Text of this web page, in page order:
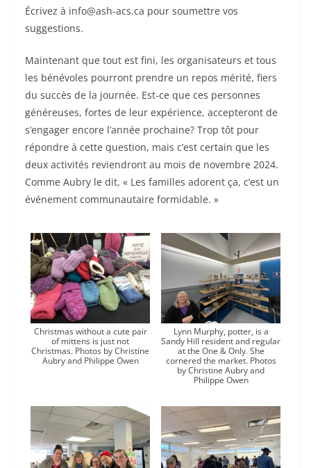
Écrivez à info@ash-acs.ca pour soumettre vos
suggestions.
Maintenant que tout est fini, les organisateurs et tous
les bénévoles pourront prendre un repos mérité, fiers
du succès de la journée. Est-ce que ces personnes
généreuses, fortes de leur expérience, accepteront de
s’engager encore l’année prochaine? Trop tôt pour
répondre à cette question, mais c’est certain que les
deux activités reviendront au mois de novembre 2024.
Comme Aubry le dit, « Les familles adorent ça, c’est un
événement communautaire formidable. »
Christmas without a cute pair
of mittens is just not
Christmas. Photos by Christine
Aubry and Philippe Owen
Lynn Murphy, potter, is a
Sandy Hill resident and regular
at the One & Only. She
cornered the market. Photos
by Christine Aubry and
Philippe Owen